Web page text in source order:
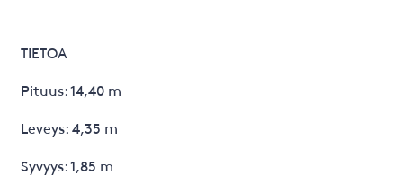
TIETOA
Pituus: 14,40 m
Leveys: 4,35 m
Syvyys: 1,85 m